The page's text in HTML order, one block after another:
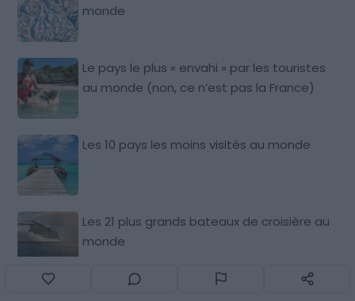
monde
Le pays le plus « envahi » par les touristes
au monde (non, ce n’est pas la France)
Les 10 pays les moins visités au monde
Les 21 plus grands bateaux de croisière au
monde